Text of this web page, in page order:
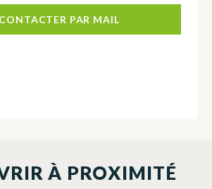
CONTACTER PAR MAIL
À PROXIMITÉ